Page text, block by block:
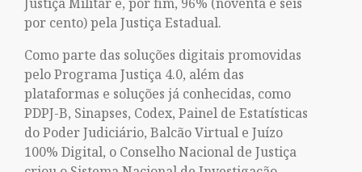
por cento) pela Justiça Estadual.
Como parte das soluções digitais promovidas
pelo Programa Justiça 4.0, além das
plataformas e soluções já conhecidas, como
PDPJ-B, Sinapses, Codex, Painel de Estatísticas
do Poder Judiciário, Balcão Virtual e Juízo
100% Digital, o Conselho Nacional de Justiça